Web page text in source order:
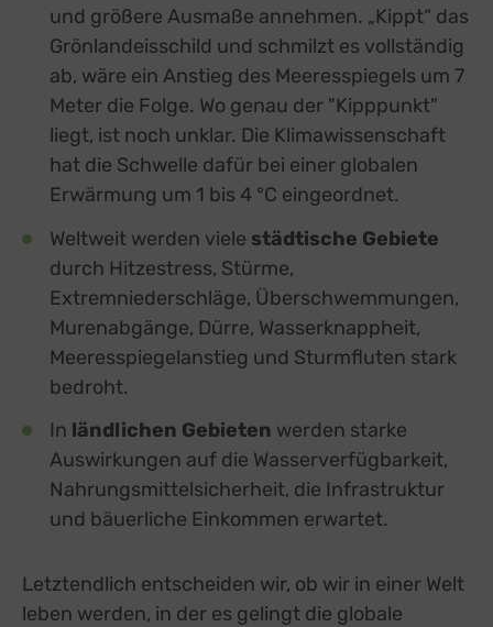
und größere Ausmaße annehmen. „Kippt“ das
Grönlandeisschild und schmilzt es vollständig
ab, wäre ein Anstieg des Meeresspiegels um 7
Meter die Folge. Wo genau der "Kipppunkt"
liegt, ist noch unklar. Die Klimawissenschaft
hat die Schwelle dafür bei einer globalen
Erwärmung um 1 bis 4 °C eingeordnet.
Weltweit werden viele städtische Gebiete
durch Hitzestress, Stürme,
Extremniederschläge, Überschwemmungen,
Murenabgänge, Dürre, Wasserknappheit,
Meeresspiegelanstieg und Sturmfluten stark
bedroht.
In ländlichen Gebieten werden starke
Auswirkungen auf die Wasserverfügbarkeit,
Nahrungsmittelsicherheit, die Infrastruktur
und bäuerliche Einkommen erwartet.
Letztendlich entscheiden wir, ob wir in einer Welt
leben werden, in der es gelingt die globale